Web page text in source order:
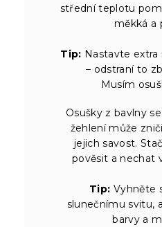
střední teplotu
měkká a
Tip: Nastavte extra
– odstraní to
Musím
Osušky z bavlny
žehlení může
jejich savost.
pověsit a nechat
Tip: Vyhněte
slunečnímu svitu,
barvy a